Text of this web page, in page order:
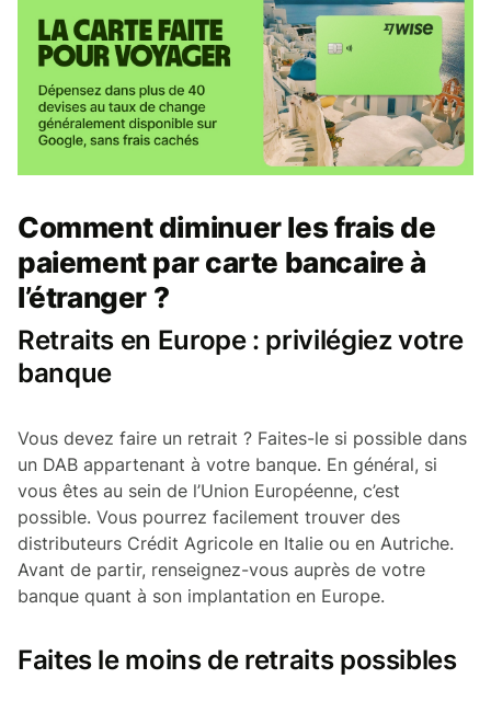
Comment diminuer les frais de
paiement par carte bancaire à
l’étranger ?
Retraits en Europe : privilégiez votre
banque
Vous devez faire un retrait ? Faites-le si possible dans
un DAB appartenant à votre banque. En général, si
vous êtes au sein de l’Union Européenne, c’est
possible. Vous pourrez facilement trouver des
distributeurs Crédit Agricole en Italie ou en Autriche.
Avant de partir, renseignez-vous auprès de votre
banque quant à son implantation en Europe.
Faites le moins de retraits possibles